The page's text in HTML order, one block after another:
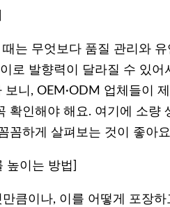
는 무엇보다 품질 관리와
로 발향력이 달라질 수 있어
니, OEM·ODM 업체들이
확인해야 해요. 여기에 소량
꼼하게 살펴보는 것이 좋아
높이는 방법]
큼이나, 이를 어떻게 포장